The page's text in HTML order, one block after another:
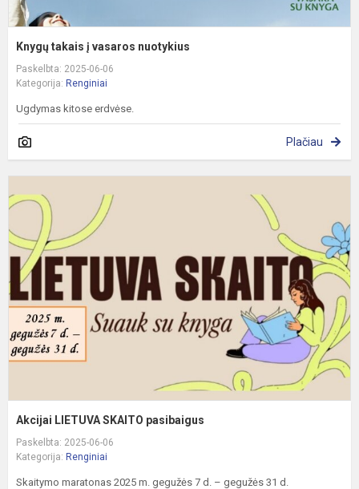
Knygų takais į vasaros nuotykius
Paskelbta: 2025-06-06
Kategorija: Renginiai
Ugdymas kitose erdvėse.
Plačiau
Akcijai LIETUVA SKAITO pasibaigus
Paskelbta: 2025-06-06
Kategorija: Renginiai
Skaitymo maratonas 2025 m. gegužės 7 d. – gegužės 31 d.